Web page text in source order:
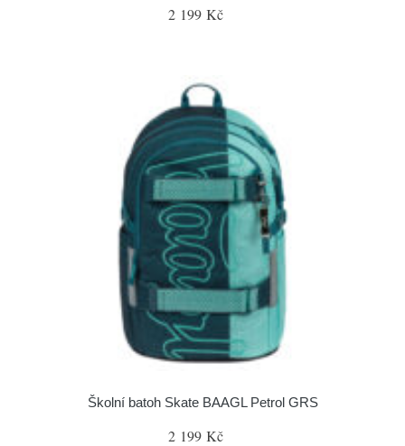
2 199 Kč
Školní batoh Skate BAAGL Petrol GRS
2 199 Kč